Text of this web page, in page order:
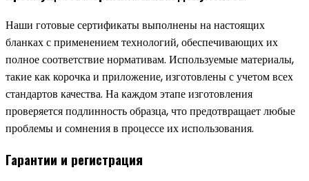
Наши готовые сертификаты выполнены на настоящих
бланках с применением технологий, обеспечивающих их
полное соответствие нормативам. Используемые материалы,
такие как корочка и приложение, изготовлены с учетом всех
стандартов качества. На каждом этапе изготовления
проверяется подлинность образца, что предотвращает любые
проблемы и сомнения в процессе их использования.
Гарантии и регистрация